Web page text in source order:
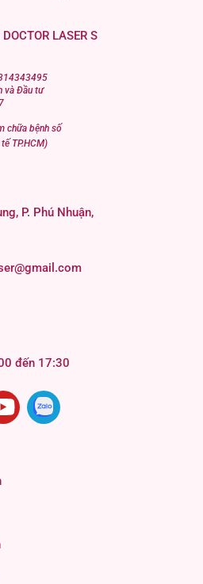
LASER S
và Đầu tư
chữa bệnh số
TP.HCM)
P. Phú Nhuận,
đến 17:30